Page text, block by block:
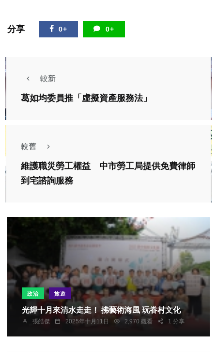
分享 0+ 0+
較新
葛如均委員推「虛擬資產服務法」
較舊
維護職災勞工權益 中市勞工局提供免費律師
到宅諮詢服務
政治 旅遊
光輝十月來清水走走！ 拂藝術海風 玩眷村文化
張皓傑 2025年十月11日 2,970 觀看 1 分享